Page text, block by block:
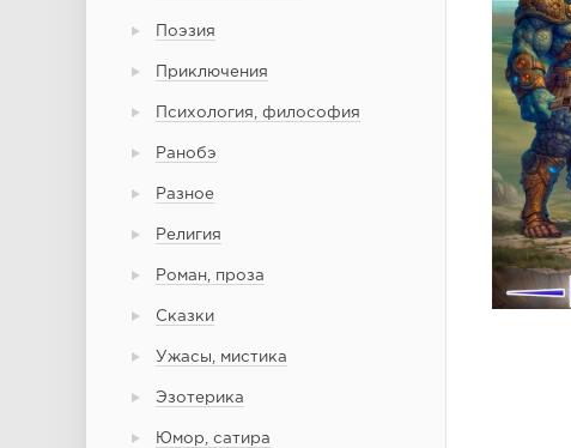
Поэзия
Приключения
Психология, философия
Ранобэ
Разное
Религия
Роман, проза
Сказки
Ужасы, мистика
Эзотерика
Юмор, сатира